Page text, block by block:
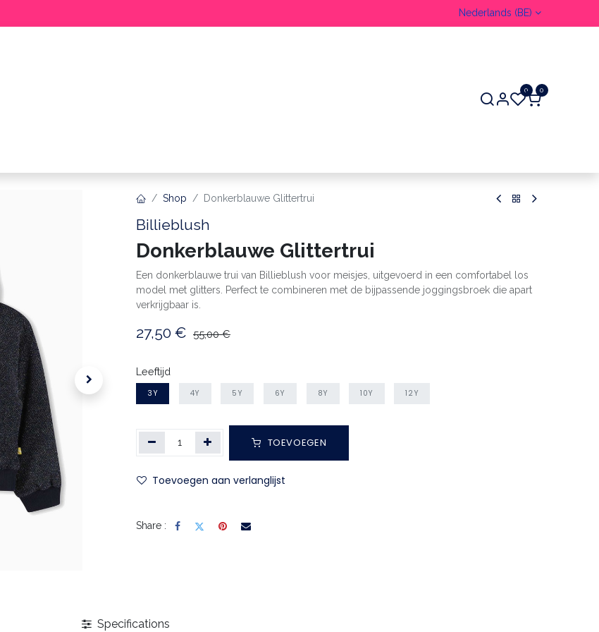
Nederlands (BE)
0 0
Shop Donkerblauwe Glittertrui
Billieblush
Donkerblauwe Glittertrui
Een donkerblauwe trui van Billieblush voor meisjes, uitgevoerd in een comfortabel los
model met glitters. Perfect te combineren met de bijpassende joggingsbroek die apart
verkrijgbaar is.
27,50 € 55,00€
Leeftijd
3Y 4Y 5Y 6Y 8Y 10Y 12Y
TOEVOEGEN
Toevoegen aan verlanglijst
Share :
Specifications